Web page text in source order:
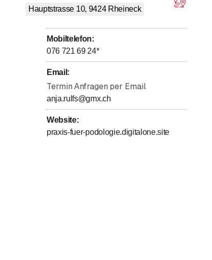
Hauptstrasse 10, 9424 Rheineck
Mobiltelefon:
076 721 69 24*
Email :
Termin Anfragen per Email
anja.rulfs@gmx.ch
Website:
praxis-fuer-podologie.digitalone.site